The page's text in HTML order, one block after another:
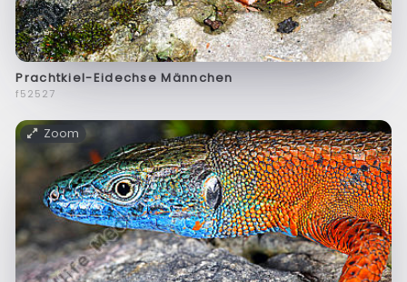
Prachtkiel-Eidechse Männchen
f52527
Zoom